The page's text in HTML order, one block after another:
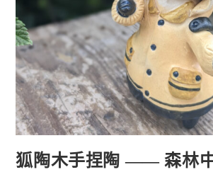
狐陶木手捏陶 —— 森林